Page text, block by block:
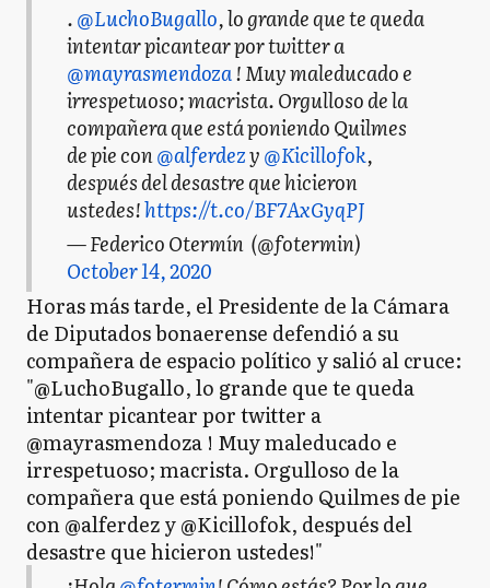
.@LuchoBugallo, lo grande que te queda
intentar picantear por twitter a
@mayrasmendoza! Muy maleducado e
irrespetuoso; macrista. Orgulloso de la
compañera que está poniendo Quilmes
de pie con@alferdezy@Kicillofok,
después del desastre que hicieron
ustedes!https://t.co/BF7AxGyqPJ
— Federico Otermín (@fotermin)
October 14, 2020
Horas más tarde, el Presidente de la Cámara
de Diputados bonaerense defendió a su
compañera de espacio político y salió al cruce:
"@LuchoBugallo, lo grande que te queda
intentar picantear por twitter a
@mayrasmendoza ! Muy maleducado e
irrespetuoso; macrista. Orgulloso de la
compañera que está poniendo Quilmes de pie
con @alferdez y @Kicillofok, después del
desastre que hicieron ustedes!"